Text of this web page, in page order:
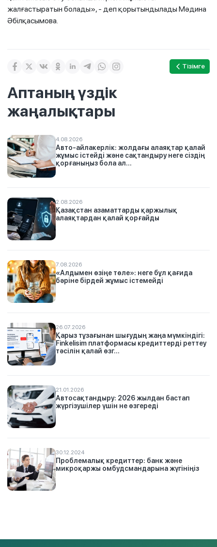
жалғастыратын болады», - деп қорытындылады Мәдина
Әбілқасымова.
Тізімге
Аптаның үздік
жаңалықтары
4.08.2026
Авто-айлакерлік: жолдағы алаяқтар қалай
жұмыс істейді және сақтандыру неге сіздің
қорғаныңыз бола ал...
2.08.2026
Қазақстан азаматтарды қаржылық
алаяқтардан қалай қорғайды
7.08.2026
«Алдымен өзіңе төле»: неге бұл қағида
бәріне бірдей жұмыс істемейді
26.07.2026
Қарыз тұзағынан шығудың жаңа мүмкіндігі:
Finkelisim платформасы кредиттерді реттеу
тәсілін қалай өзг...
21.01.2026
Автосақтандыру: 2026 жылдан бастап
жүргізушілер үшін не өзгереді
30.12.2024
Проблемалық кредиттер: банк және
микроқаржы омбудсмандарына жүгініңіз